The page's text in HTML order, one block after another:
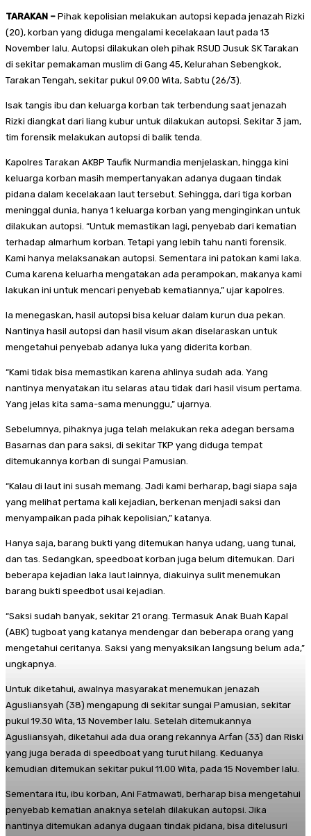
TARAKAN – Pihak kepolisian melakukan autopsi kepada jenazah Rizki
(20), korban yang diduga mengalami kecelakaan laut pada 13
November lalu. Autopsi dilakukan oleh pihak RSUD Jusuk SK Tarakan
di sekitar pemakaman muslim di Gang 45, Kelurahan Sebengkok,
Tarakan Tengah, sekitar pukul 09.00 Wita, Sabtu (26/3).
Isak tangis ibu dan keluarga korban tak terbendung saat jenazah
Rizki diangkat dari liang kubur untuk dilakukan autopsi. Sekitar 3 jam,
tim forensik melakukan autopsi di balik tenda.
Kapolres Tarakan AKBP Taufik Nurmandia menjelaskan, hingga kini
keluarga korban masih mempertanyakan adanya dugaan tindak
pidana dalam kecelakaan laut tersebut. Sehingga, dari tiga korban
meninggal dunia, hanya 1 keluarga korban yang menginginkan untuk
dilakukan autopsi. “Untuk memastikan lagi, penyebab dari kematian
terhadap almarhum korban. Tetapi yang lebih tahu nanti forensik.
Kami hanya melaksanakan autopsi. Sementara ini patokan kami laka.
Cuma karena keluarha mengatakan ada perampokan, makanya kami
lakukan ini untuk mencari penyebab kematiannya,” ujar kapolres.
Ia menegaskan, hasil autopsi bisa keluar dalam kurun dua pekan.
Nantinya hasil autopsi dan hasil visum akan diselaraskan untuk
mengetahui penyebab adanya luka yang diderita korban.
“Kami tidak bisa memastikan karena ahlinya sudah ada. Yang
nantinya menyatakan itu selaras atau tidak dari hasil visum pertama.
Yang jelas kita sama-sama menunggu,” ujarnya.
Sebelumnya, pihaknya juga telah melakukan reka adegan bersama
Basarnas dan para saksi, di sekitar TKP yang diduga tempat
ditemukannya korban di sungai Pamusian.
“Kalau di laut ini susah memang. Jadi kami berharap, bagi siapa saja
yang melihat pertama kali kejadian, berkenan menjadi saksi dan
menyampaikan pada pihak kepolisian,” katanya.
Hanya saja, barang bukti yang ditemukan hanya udang, uang tunai,
dan tas. Sedangkan, speedboat korban juga belum ditemukan. Dari
beberapa kejadian laka laut lainnya, diakuinya sulit menemukan
barang bukti speedbot usai kejadian.
“Saksi sudah banyak, sekitar 21 orang. Termasuk Anak Buah Kapal
(ABK) tugboat yang katanya mendengar dan beberapa orang yang
mengetahui ceritanya. Saksi yang menyaksikan langsung belum ada,”
ungkapnya.
Untuk diketahui, awalnya masyarakat menemukan jenazah
Agusliansyah (38) mengapung di sekitar sungai Pamusian, sekitar
pukul 19.30 Wita, 13 November lalu. Setelah ditemukannya
Agusliansyah, diketahui ada dua orang rekannya Arfan (33) dan Riski
yang juga berada di speedboat yang turut hilang. Keduanya
kemudian ditemukan sekitar pukul 11.00 Wita, pada 15 November lalu.
Sementara itu, ibu korban, Ani Fatmawati, berharap bisa mengetahui
penyebab kematian anaknya setelah dilakukan autopsi. Jika
nantinya ditemukan adanya dugaan tindak pidana, bisa ditelusuri